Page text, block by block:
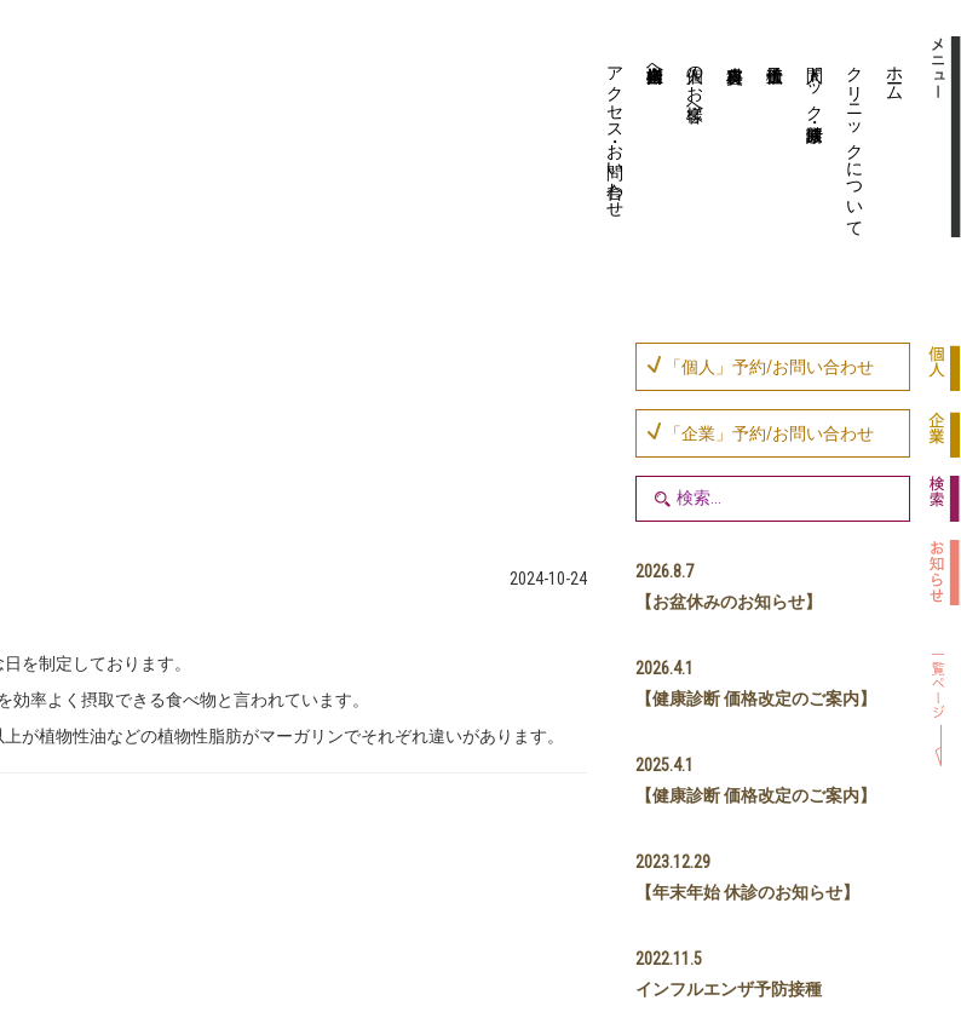
アクセス・お問い合わせ 企業内担当者様へ 個人のお客様へ 人間ドック・健康診断 クリニックについて ホーム
2024-10-24
を制定しております。
率よく摂取できる食べ物と言われています。
が植物性油などの植物性脂肪がマーガリンでそれぞれ違いがあります。
「個人」予約/お問い合わせ
「企業」予約/お問い合わせ
2026.8.7
【お盆休みのお知らせ】
2026.4.1
【健康診断 価格改定のご案内】
2025.4.1
【健康診断 価格改定のご案内】
2023.12.29
【年末年始 休診のお知らせ】
2022.11.5
インフルエンザ予防接種